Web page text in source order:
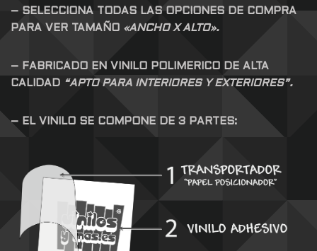
– SELECCIONA TODAS LAS OPCIONES DE COMPRA
PARA VER TAMAÑO «ANCHO X ALTO».
– FABRICADO EN VINILO POLIMERICO DE ALTA
CALIDAD “APTO PARA INTERIORES Y EXTERIORES”.
– EL VINILO SE COMPONE DE 3 PARTES: